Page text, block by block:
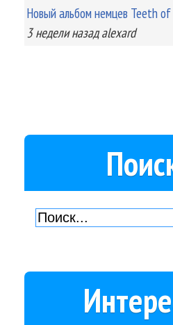
Новый альбом немцев Teeth of
3 неделиназад alexard